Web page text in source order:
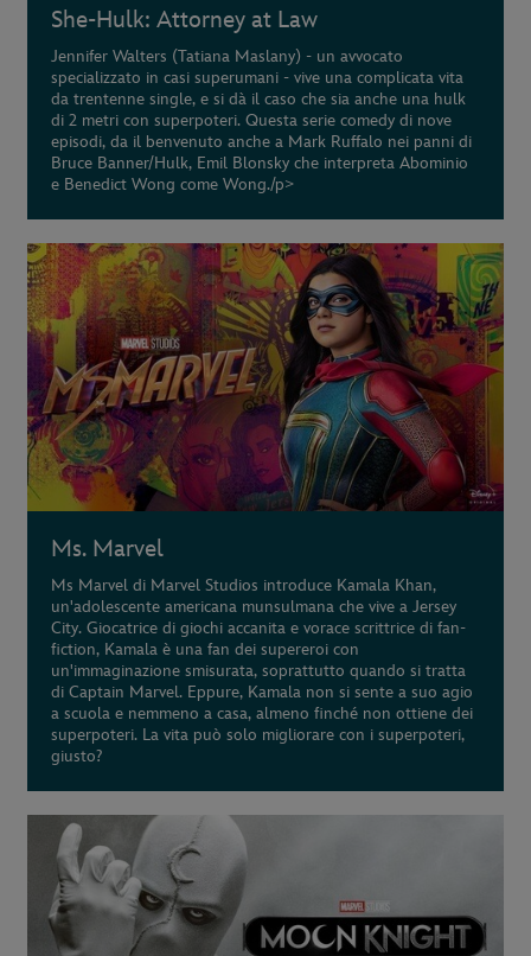
She-Hulk: Attorney at Law
Jennifer Walters (Tatiana Maslany) - un avvocato
specializzato in casi superumani - vive una complicata vita
da trentenne single, e si dà il caso che sia anche una hulk
di 2 metri con superpoteri. Questa serie comedy di nove
episodi, da il benvenuto anche a Mark Ruffalo nei panni di
Bruce Banner/Hulk, Emil Blonsky che interpreta Abominio
e Benedict Wong come Wong./p>
Ms. Marvel
Ms Marvel di Marvel Studios introduce Kamala Khan,
un'adolescente americana munsulmana che vive a Jersey
City. Giocatrice di giochi accanita e vorace scrittrice di fan-
fiction, Kamala è una fan dei supereroi con
un'immaginazione smisurata, soprattutto quando si tratta
di Captain Marvel. Eppure, Kamala non si sente a suo agio
a scuola e nemmeno a casa, almeno finché non ottiene dei
superpoteri. La vita può solo migliorare con i superpoteri,
giusto?